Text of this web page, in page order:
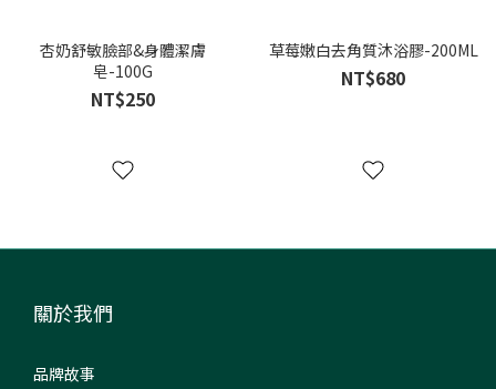
杏奶舒敏臉部&身體潔膚
皂-100G
NT$250
草莓嫩白去角質沐浴膠-200ML
NT$680
關於我們
品牌故事